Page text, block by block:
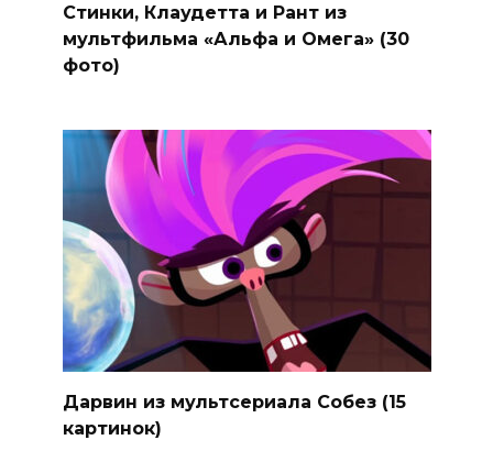
Стинки, Клаудетта и Рант из
мультфильма «Альфа и Омега» (30
фото)
Дарвин из мультсериала Собез (15
картинок)